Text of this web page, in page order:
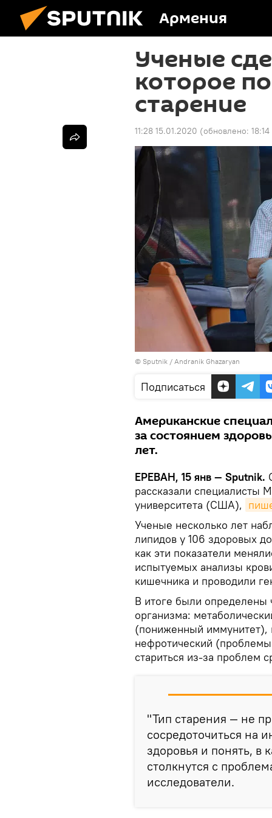
Армения
Ученые
которое
старение
11:28 15.01.2020 (обновлено:
© Sputnik / Andranik Ghazaryan
Подписаться
Американские
за состоянием
лет.
ЕРЕВАН, 15 янв — Sputnik.
рассказали специалисты
университета (США),
Ученые несколько лет
липидов у 106 здоровых
как эти показатели
испытуемых анализы
кишечника и проводили
В итоге были определены
организма:
(пониженный иммунитет),
нефротический
стариться из-за проблем
"Тип старения — не
сосредоточиться на
здоровья и понять, в
столкнутся с
исследователи.